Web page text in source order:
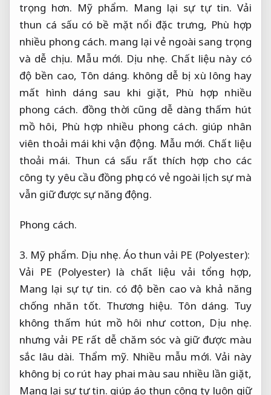
trọng hơn. Mỹ phẩm. Mang lại sự tự tin. Vải
thun cá sấu có bề mặt nổi đặc trưng, Phù hợp
nhiều phong cách. mang lại vẻ ngoài sang trọng
và dễ chịu. Mẫu mới. Dịu nhẹ. Chất liệu này có
độ bền cao, Tôn dáng. không dễ bị xù lông hay
mất hình dáng sau khi giặt, Phù hợp nhiều
phong cách. đồng thời cũng dễ dàng thấm hút
mồ hôi, Phù hợp nhiều phong cách. giúp nhân
viên thoải mái khi vận động. Mẫu mới. Chất liệu
thoải mái. Thun cá sấu rất thích hợp cho các
công ty yêu cầu đồng phục có vẻ ngoài lịch sự mà
vẫn giữ được sự năng động.
Phong cách.
3. Mỹ phẩm. Dịu nhẹ. Áo thun vải PE (Polyester):
Vải PE (Polyester) là chất liệu vải tổng hợp,
Mang lại sự tự tin. có độ bền cao và khả năng
chống nhăn tốt. Thương hiệu. Tôn dáng. Tuy
không thấm hút mồ hôi như cotton, Dịu nhẹ.
nhưng vải PE rất dễ chăm sóc và giữ được màu
sắc lâu dài. Thẩm mỹ. Nhiều mẫu mới. Vải này
không bị co rút hay phai màu sau nhiều lần giặt,
Mang lại sự tự tin. giúp áo thun công ty luôn giữ